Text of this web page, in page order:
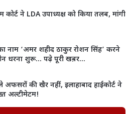
ने LDA उपाध्यक्ष को किया तलब, मांगी
नाम ‘अमर शहीद ठाकुर रोशन सिंह’ करने
धरना शुरू… पढ़े पूरी खब़र…
की खैर नहीं, इलाहाबाद हाईकोर्ट ने
अल्टीमेटम!